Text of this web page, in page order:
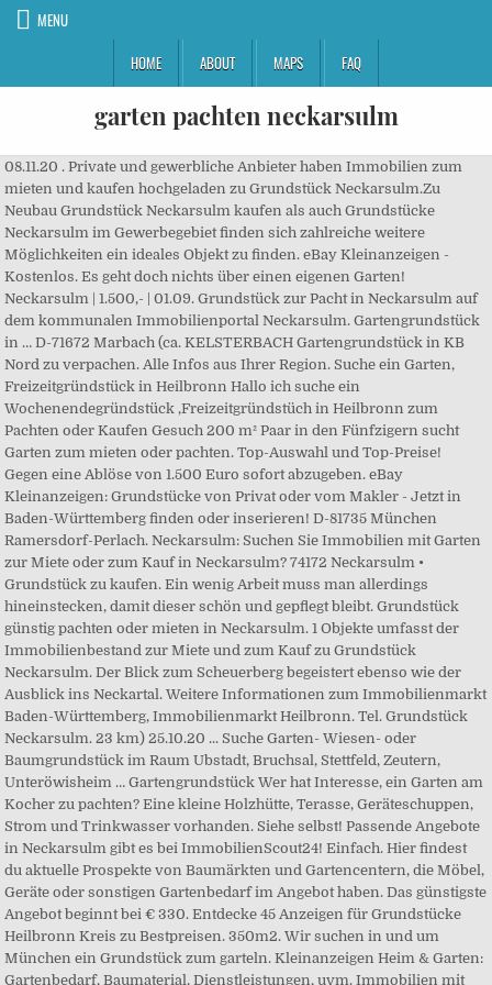
MENU
HOME
ABOUT MAPS FAQ
garten pachten neckarsulm
08.11.20 . Private und gewerbliche Anbieter haben Immobilien zum
mieten und kaufen hochgeladen zu Grundstück Neckarsulm.Zu
Neubau Grundstück Neckarsulm kaufen als auch Grundstücke
Neckarsulm im Gewerbegebiet finden sich zahlreiche weitere
Möglichkeiten ein ideales Objekt zu finden. eBay Kleinanzeigen -
Kostenlos. Es geht doch nichts über einen eigenen Garten!
Neckarsulm | 1.500,- | 01.09. Grundstück zur Pacht in Neckarsulm auf
dem kommunalen Immobilienportal Neckarsulm. Gartengrundstück
in … D-71672 Marbach (ca. KELSTERBACH Gartengrundstück in KB
Nord zu verpachen. Alle Infos aus Ihrer Region. Suche ein Garten,
Freizeitgründstück in Heilbronn Hallo ich suche ein
Wochenendegründstück ,Freizeitgründstüch in Heilbronn zum
Pachten oder Kaufen Gesuch 200 m² Paar in den Fünfzigern sucht
Garten zum mieten oder pachten. Top-Auswahl und Top-Preise!
Gegen eine Ablöse von 1.500 Euro sofort abzugeben. eBay
Kleinanzeigen: Grundstücke von Privat oder vom Makler - Jetzt in
Baden-Württemberg finden oder inserieren! D-81735 München
Ramersdorf-Perlach. Neckarsulm: Suchen Sie Immobilien mit Garten
zur Miete oder zum Kauf in Neckarsulm? 74172 Neckarsulm •
Grundstück zu kaufen. Ein wenig Arbeit muss man allerdings
hineinstecken, damit dieser schön und gepflegt bleibt. Grundstück
günstig pachten oder mieten in Neckarsulm. 1 Objekte umfasst der
Immobilienbestand zur Miete und zum Kauf zu Grundstück
Neckarsulm. Der Blick zum Scheuerberg begeistert ebenso wie der
Ausblick ins Neckartal. Weitere Informationen zum Immobilienmarkt
Baden-Württemberg, Immobilienmarkt Heilbronn. Tel. Grundstück
Neckarsulm. 23 km) 25.10.20 ... Suche Garten- Wiesen- oder
Baumgrundstück im Raum Ubstadt, Bruchsal, Stettfeld, Zeutern,
Unteröwisheim … Gartengrundstück Wer hat Interesse, ein Garten am
Kocher zu pachten? Eine kleine Holzhütte, Terasse, Geräteschuppen,
Strom und Trinkwasser vorhanden. Siehe selbst! Passende Angebote
in Neckarsulm gibt es bei ImmobilienScout24! Einfach. Hier findest
du aktuelle Prospekte von Baumärkten und Gartencentern, die Möbel,
Geräte oder sonstigen Gartenbedarf im Angebot haben. Das günstigste
Angebot beginnt bei € 330. Entdecke 45 Anzeigen für Grundstücke
Heilbronn Kreis zu Bestpreisen. 350m2. Wir suchen in und um
München ein Grundstück zum garteln. Kleinanzeigen Heim & Garten:
Gartenbedarf, Baumaterial, Dienstleistungen, uvm. Immobilien mit